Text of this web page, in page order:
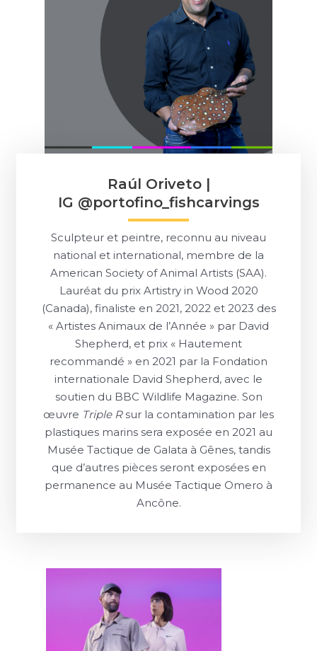
Raúl Oriveto |
IG @portofino_fishcarvings
Sculpteur et peintre, reconnu au niveau
national et international, membre de la
American Society of Animal Artists (SAA).
Lauréat du prix Artistry in Wood 2020
(Canada), finaliste en 2021, 2022 et 2023 des
« Artistes Animaux de l’Année » par David
Shepherd, et prix « Hautement
recommandé » en 2021 par la Fondation
internationale David Shepherd, avec le
soutien du BBC Wildlife Magazine. Son
œuvre Triple Rsur la contamination par les
plastiques marins sera exposée en 2021 au
Musée Tactique de Galata à Gênes, tandis
que d’autres pièces seront exposées en
permanence au Musée Tactique Omero à
Ancône.